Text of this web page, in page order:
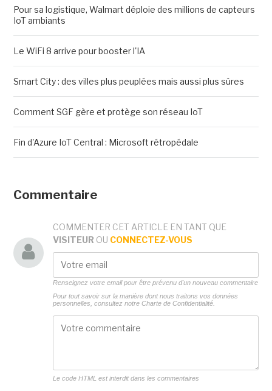
Pour sa logistique, Walmart déploie des millions de capteurs
IoT ambiants
Le WiFi 8 arrive pour booster l'IA
Smart City : des villes plus peuplées mais aussi plus sûres
Comment SGF gère et protège son réseau IoT
Fin d'Azure IoT Central : Microsoft rétropédale
Commentaire
COMMENTER CET ARTICLE EN TANT QUE
VISITEUR OU CONNECTEZ-VOUS
Renseignez votre email pour être prévenu d'un nouveau commentaire
Pour tout savoir sur la manière dont nous traitons vos données
personnelles, consultez notre Charte de Confidentialité.
Le code HTML est interdit dans les commentaires